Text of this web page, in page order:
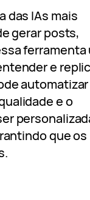
das IAs mais
gerar posts,
ferramenta
e
e o
que os